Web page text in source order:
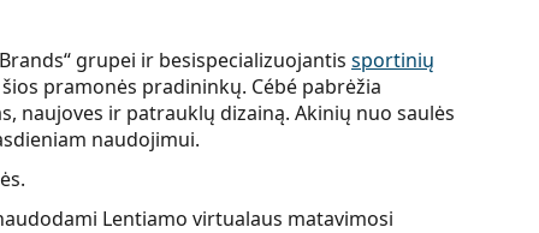
grupei ir besispecializuojantis sportinių
pramonės pradininkų. Cébé pabrėžia
naujoves ir patrauklų dizainą. Akinių nuo saulės
naudojimui.
Lentiamo virtualaus matavimosi